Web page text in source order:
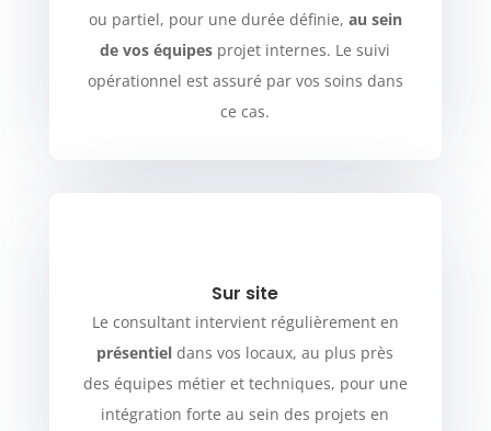
ou partiel, pour une durée définie, au sein
de vos équipes projet internes. Le suivi
opérationnel est assuré par vos soins dans
ce cas.
Sur site
Le consultant intervient régulièrement en
présentiel dans vos locaux, au plus près
des équipes métier et techniques, pour une
intégration forte au sein des projets en